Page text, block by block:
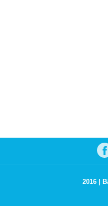
2016 |